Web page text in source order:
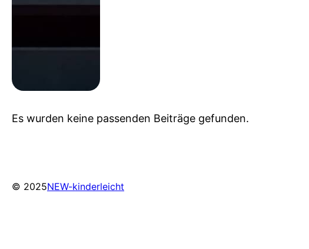
Es wurden keine passenden Beiträge gefunden.
© 2025NEW-kinderleicht